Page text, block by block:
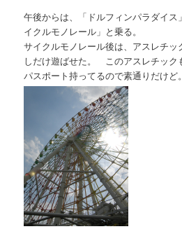
午後からは、「ドルフィンパラダイ
イクルモノレール」と乗る。
サイクルモノレール後は、アスレチ
しだけ遊ばせた。 このアスレチック
パスポート持ってるので素通りだけど。